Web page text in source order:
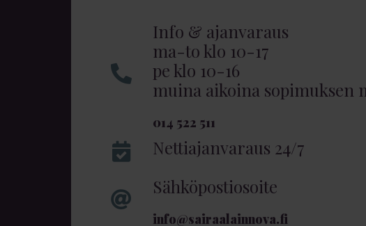
Info & ajanvaraus
ma-to klo 10-17
pe klo 10-16
muina aikoina sopimuksen
014 522 511
Nettiajanvaraus 24/7
Sähköpostiosoite
info@sairaalainnova.fi